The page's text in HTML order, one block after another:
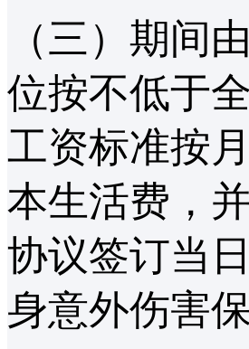
（三）期间
位按不低于
工资标准按
本生活费，
协议签订当
身意外伤害保